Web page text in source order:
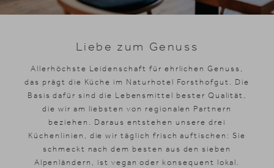
Skifahren
Liebe zum Genuss
Allerhöchste Leidenschaft für ehrlichen Genuss,
das prägt die Küche im Naturhotel Forsthofgut. Die
Basis dafür sind die Lebensmittel bester Qualität,
die wir am liebsten von regionalen Partnern
beziehen. Daraus entstehen unsere drei
Küchenlinien, die wir täglich frisch auftischen: Sie
schmeckt nach dem besten aus den sieben
Alpenländern, ist vegan oder konsequent lokal.